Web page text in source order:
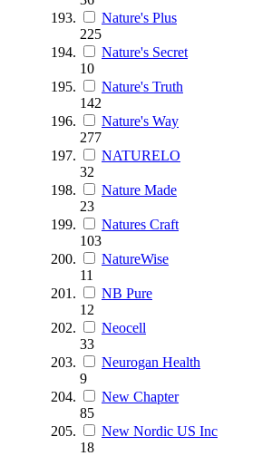
Nature's Plus
225
Nature's Secret
10
Nature's Truth
142
Nature's Way
277
NATURELO
32
Nature Made
23
Natures Craft
103
NatureWise
11
NB Pure
12
Neocell
33
Neurogan Health
9
New Chapter
85
New Nordic US Inc
18